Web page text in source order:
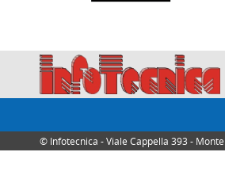
© Infotecnica - Viale Cappella 393 -